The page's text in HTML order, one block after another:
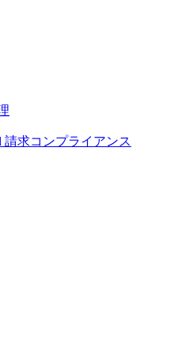
請求コンプライアンス